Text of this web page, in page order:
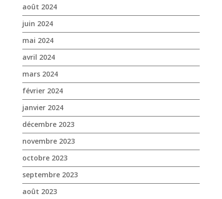
août 2024
juin 2024
mai 2024
avril 2024
mars 2024
février 2024
janvier 2024
décembre 2023
novembre 2023
octobre 2023
septembre 2023
août 2023